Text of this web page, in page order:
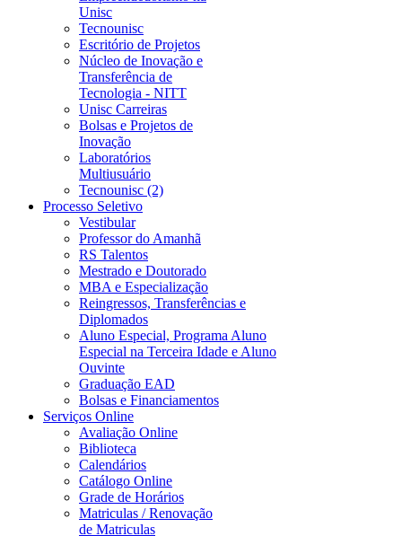
Unisc
Tecnounisc
Escritório de Projetos
Núcleo de Inovação e
Transferência de
Tecnologia - NITT
Unisc Carreiras
Bolsas e Projetos de
Inovação
Laboratórios
Multiusuário
Tecnounisc (2)
Processo Seletivo
Vestibular
Professor do Amanhã
RS Talentos
Mestrado e Doutorado
MBA e Especialização
Reingressos, Transferências e
Diplomados
Aluno Especial, Programa Aluno
Especial na Terceira Idade e Aluno
Ouvinte
Graduação EAD
Bolsas e Financiamentos
Serviços Online
Avaliação Online
Biblioteca
Calendários
Catálogo Online
Grade de Horários
Matriculas / Renovação
de Matriculas